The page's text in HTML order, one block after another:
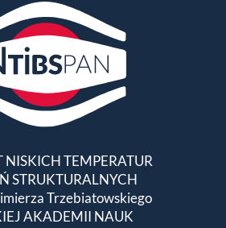
NISKICH TEMPERATUR
STRUKTURALNYCH
Trzebiatowskiego
AKADEMII NAUK